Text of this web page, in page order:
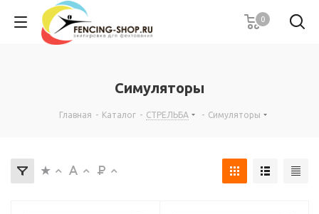
0
Симуляторы
Главная - Каталог - СТРЕЛЬБА - Симуляторы